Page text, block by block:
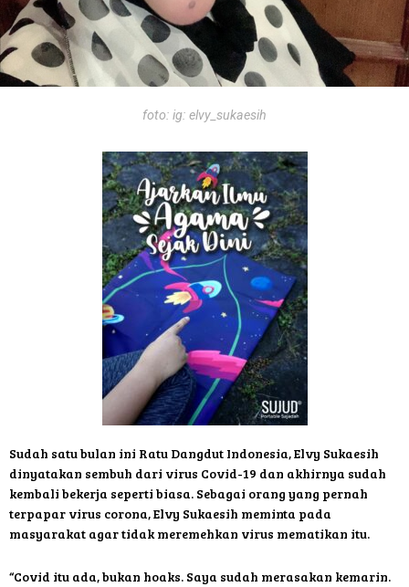
foto: ig: elvy_sukaesih
Sudah satu bulan ini Ratu Dangdut Indonesia, Elvy Sukaesih
dinyatakan sembuh dari virus Covid-19 dan akhirnya sudah
kembali bekerja seperti biasa. Sebagai orang yang pernah
terpapar virus corona, Elvy Sukaesih meminta pada
masyarakat agar tidak meremehkan virus mematikan itu.
“Covid itu ada, bukan hoaks. Saya sudah merasakan kemarin.